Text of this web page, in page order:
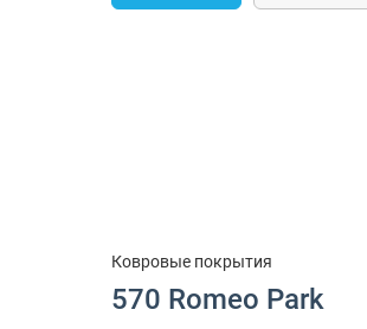
Ковровые покрытия
570 Romeo Park